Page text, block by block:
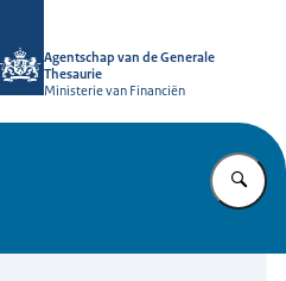
Agentschap van de Generale
Thesaurie
Ministerie van Financiën